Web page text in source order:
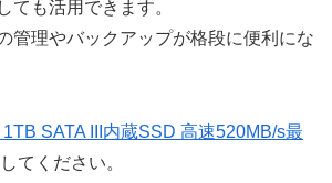
ても活用できます。
管理やバックアップが格段に便利にな
SATA III内蔵SSD 高速520MB/s最
てください。